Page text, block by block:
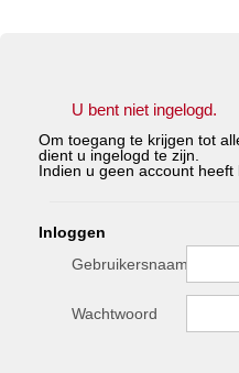
U bent niet ingelogd.
Om toegang te krijgen tot
dient u ingelogd te zijn.
Indien u geen account heeft
Inloggen
Gebruikersnaam
Wachtwoord